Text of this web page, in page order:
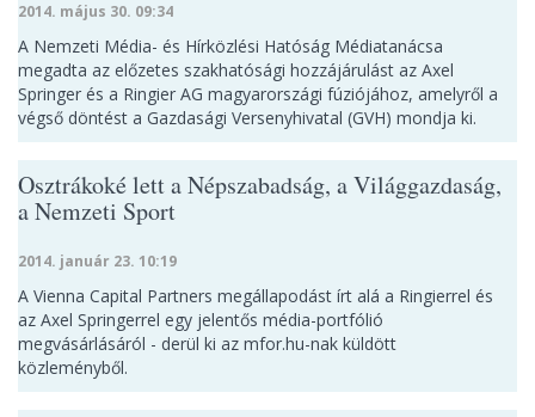
2014. május 30. 09:34
A Nemzeti Média- és Hírközlési Hatóság Médiatanácsa
megadta az előzetes szakhatósági hozzájárulást az Axel
Springer és a Ringier AG magyarországi fúziójához, amelyről a
végső döntést a Gazdasági Versenyhivatal (GVH) mondja ki.
Osztrákoké lett a Népszabadság, a Világgazdaság,
a Nemzeti Sport
2014. január 23. 10:19
A Vienna Capital Partners megállapodást írt alá a Ringierrel és
az Axel Springerrel egy jelentős média-portfólió
megvásárlásáról - derül ki az mfor.hu-nak küldött
közleményből.